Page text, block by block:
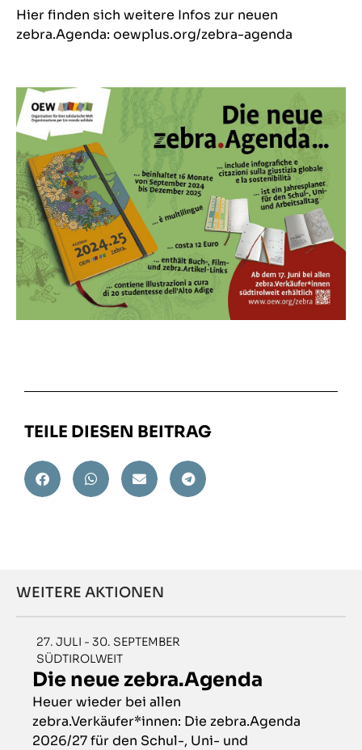
Hier finden sich weitere Infos zur neuen
zebra.Agenda: oewplus.org/zebra-agenda
TEILE DIESEN BEITRAG
WEITERE AKTIONEN
27. JULI - 30. SEPTEMBER
SÜDTIROLWEIT
Die neue zebra.Agenda
Heuer wieder bei allen
zebra.Verkäufer*innen: Die zebra.Agenda
2026/27 für den Schul-, Uni- und